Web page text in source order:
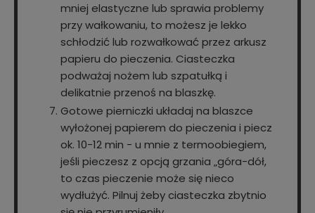
mniej elastyczne lub sprawia problemy
przy wałkowaniu, to możesz je lekko
schłodzić lub rozwałkować przez arkusz
papieru do pieczenia. Ciasteczka
podważaj nożem lub szpatułką i
delikatnie przenoś na blaszkę.
Gotowe pierniczki układaj na blaszce
wyłożonej papierem do pieczenia i piecz
ok. 10-12 min - u mnie z termoobiegiem,
jeśli pieczesz z opcją grzania „góra-dół,
to czas pieczenie może się nieco
wydłużyć. Pilnuj żeby ciasteczka zbytnio